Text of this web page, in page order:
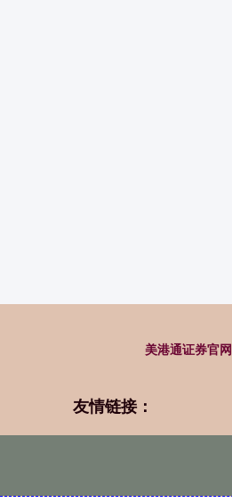
美港通证券官网
友情链接：